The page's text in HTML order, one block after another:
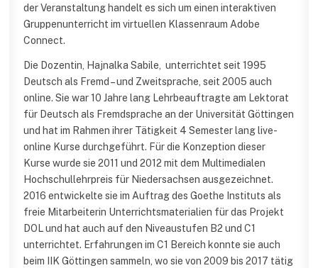
der Veranstaltung handelt es sich um einen interaktiven
Gruppenunterricht im virtuellen Klassenraum Adobe
Connect.
Die Dozentin, Hajnalka Sabile, unterrichtet seit 1995
Deutsch als Fremd – und Zweitsprache, seit 2005 auch
online. Sie war 10 Jahre lang Lehrbeauftragte am Lektorat
für Deutsch als Fremdsprache an der Universität Göttingen
und hat im Rahmen ihrer Tätigkeit 4 Semester lang live-
online Kurse durchgeführt. Für die Konzeption dieser
Kurse wurde sie 2011 und 2012 mit dem Multimedialen
Hochschullehrpreis für Niedersachsen ausgezeichnet.
2016 entwickelte sie im Auftrag des Goethe Instituts als
freie Mitarbeiterin Unterrichtsmaterialien für das Projekt
DOL und hat auch auf den Niveaustufen B2 und C1
unterrichtet. Erfahrungen im C1 Bereich konnte sie auch
beim IIK Göttingen sammeln, wo sie von 2009 bis 2017 tätig